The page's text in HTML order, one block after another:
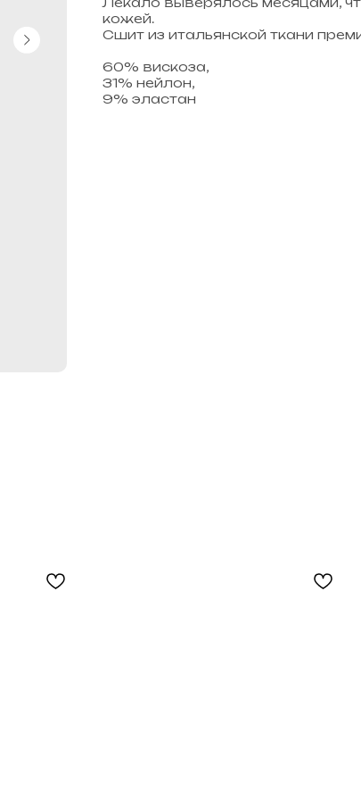
кожей.
Сшит из итальянской ткани
60% вискоза,
31% нейлон,
9% эластан